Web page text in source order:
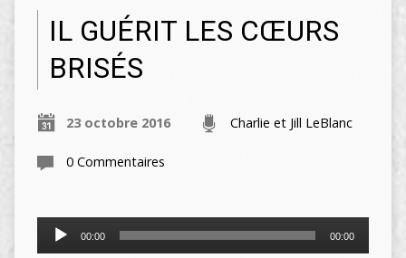
IL GUÉRIT LES CŒURS
BRISÉS
23 octobre 2016 Charlie et Jill LeBlanc
0 Commentaires
Lecteur
audio
00:00 00:00